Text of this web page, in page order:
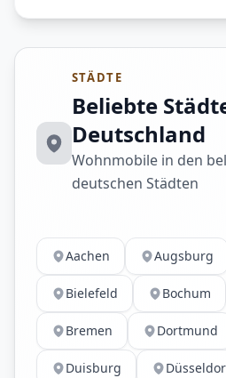
STÄDTE
Beliebte
Deutschland
Wohnmobile in den
deutschen Städten
Aachen Augsburg
Bielefeld Bochum
Bremen Dortmund
Duisburg